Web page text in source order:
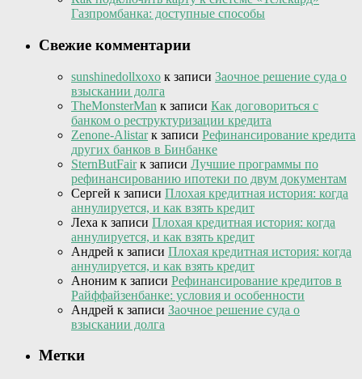
Газпромбанка: доступные способы
Свежие комментарии
sunshinedollxoxo к записи Заочное решение суда о
взыскании долга
TheMonsterMan к записи Как договориться с
банком о реструктуризации кредита
Zenone-Alistarк записи Рефинансирование кредита
других банков в Бинбанке
SternButFairк записи Лучшие программы по
рефинансированию ипотеки по двум документам
Сергей к записи Плохая кредитная история: когда
аннулируется, и как взять кредит
Леха к записи Плохая кредитная история: когда
аннулируется, и как взять кредит
Андрей к записи Плохая кредитная история: когда
аннулируется, и как взять кредит
Аноним к записи Рефинансирование кредитов в
Райффайзенбанке: условия и особенности
Андрей к записи Заочное решение суда о
взыскании долга
Метки